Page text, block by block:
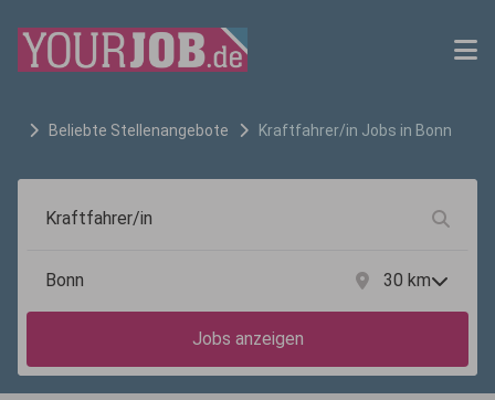
Beliebte Stellenangebote Kraftfahrer/in Jobs in Bonn
30 km
Jobs anzeigen